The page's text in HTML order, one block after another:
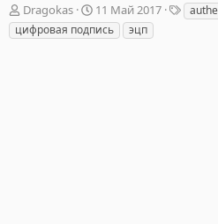
А
в
т
Dragokas
Д
а
т
11 Май 2017
Т
е
цифровая подпись
эцп